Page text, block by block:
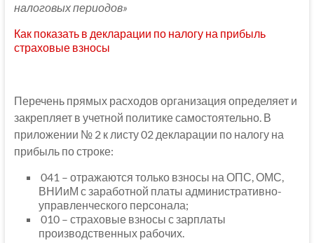
налоговых периодов»
Как показать в декларации по налогу на прибыль
страховые взносы
Перечень прямых расходов организация определяет и
закрепляет в учетной политике самостоятельно. В
приложении № 2 к листу 02 декларации по налогу на
прибыль по строке:
041 – отражаются только взносы на ОПС, ОМС,
ВНИиМ с заработной платы административно-
управленческого персонала;
010 – страховые взносы с зарплаты
производственных рабочих.